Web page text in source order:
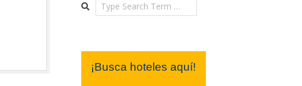
¡Busca hoteles aquí!